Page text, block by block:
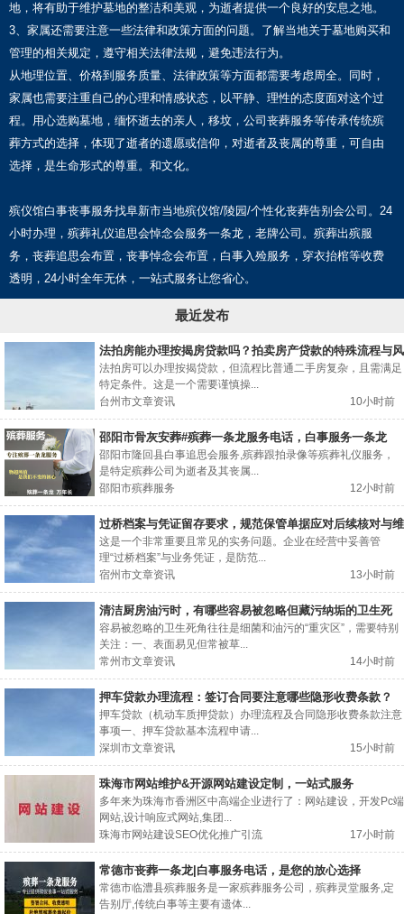
地，将有助于维护墓地的整洁和美观，为逝者提供一个良好的安息之地。
3、家属还需要注意一些法律和政策方面的问题。了解当地关于墓地购买和
管理的相关规定，遵守相关法律法规，避免违法行为。
从地理位置、价格到服务质量、法律政策等方面都需要考虑周全。同时，
家属也需要注重自己的心理和情感状态，以平静、理性的态度面对这个过
程。用心选购墓地，缅怀逝去的亲人，移坟，公司丧葬服务等传承传统殡
葬方式的选择，体现了逝者的遗愿或信仰，对逝者及丧属的尊重，可自由
选择，是生命形式的尊重。和文化。
殡仪馆白事丧事服务找阜新市当地殡仪馆/陵园/个性化丧葬告别会公司。24
小时办理，殡葬礼仪追思会悼念会服务一条龙，老牌公司。殡葬出殡服
务，丧葬追思会布置，丧事悼念会布置，白事入殓服务，穿衣抬棺等收费
透明，24小时全年无休，一站式服务让您省心。
最近发布
法拍房能办理按揭房贷款吗？拍卖房产贷款的特殊流程与风
险
法拍房可以办理按揭贷款，但流程比普通二手房复杂，且需满足
特定条件。这是一个需要谨慎操...
台州市文章资讯
10小时前
邵阳市骨灰安葬#殡葬一条龙服务电话，白事服务一条龙
邵阳市隆回县白事追思会服务,殡葬跟拍录像等殡葬礼仪服务，
是特定殡葬公司为逝者及其丧属...
邵阳市殡葬服务
12小时前
过桥档案与凭证留存要求，规范保管单据应对后续核对与维
权
这是一个非常重要且常见的实务问题。企业在经营中妥善管
理“过桥档案”与业务凭证，是防范...
宿州市文章资讯
13小时前
清洁厨房油污时，有哪些容易被忽略但藏污纳垢的卫生死
角？
容易被忽略的卫生死角往往是细菌和油污的“重灾区”，需要特别
关注：一、表面易见但常被草...
常州市文章资讯
14小时前
押车贷款办理流程：签订合同要注意哪些隐形收费条款？
押车贷款（机动车质押贷款）办理流程及合同隐形收费条款注意
事项一、押车贷款基本流程申请...
深圳市文章资讯
15小时前
珠海市网站维护&开源网站建设定制，一站式服务
多年来为珠海市香洲区中高端企业进行了：网站建设，开发Pc端
网站,设计响应式网站,集团...
珠海市网站建设SEO优化推广引流
17小时前
常德市丧葬一条龙|白事服务电话，是您的放心选择
常德市临澧县殡葬服务是一家殡葬服务公司，殡葬灵堂服务,定
告别厅,传统白事等主要有遗体...